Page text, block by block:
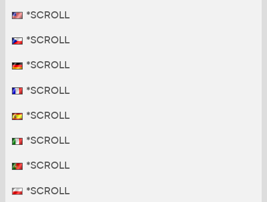
*SCROLL
*SCROLL
*SCROLL
*SCROLL
*SCROLL
*SCROLL
*SCROLL
*SCROLL